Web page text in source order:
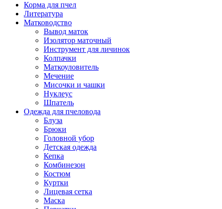
Корма для пчел
Литература
Матководство
Вывод маток
Изолятор маточный
Инструмент для личинок
Колпачки
Маткоуловитель
Мечение
Мисочки и чашки
Нуклеус
Шпатель
Одежда для пчеловода
Блуза
Брюки
Головной убор
Детская одежда
Кепка
Комбинезон
Костюм
Куртки
Лицевая сетка
Маска